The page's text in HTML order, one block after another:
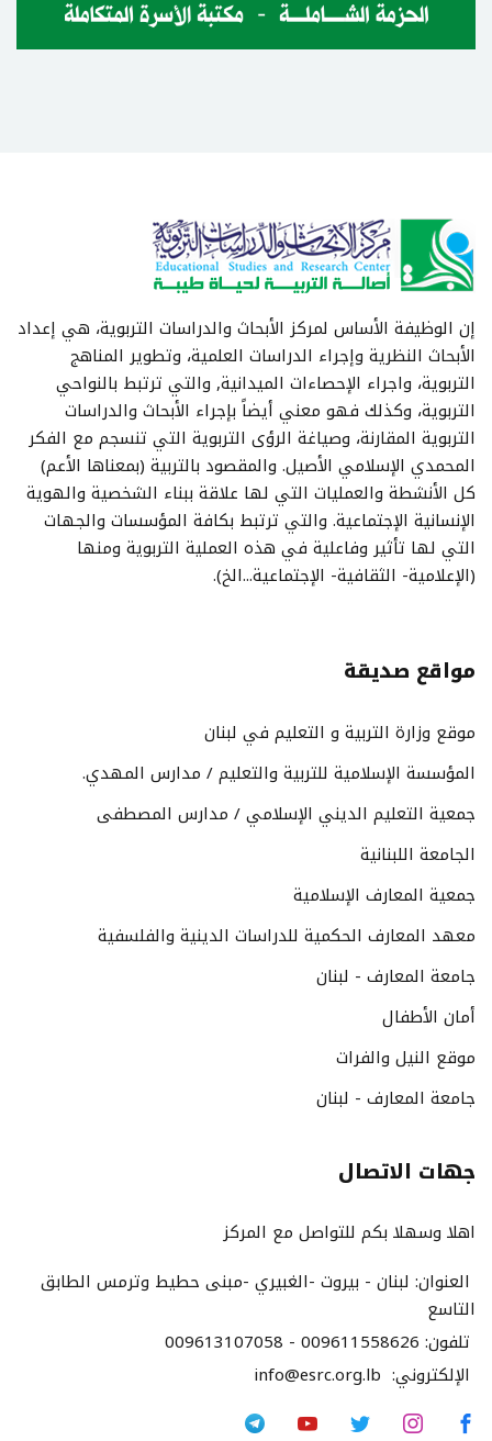
إن الوظيفة الأساس لمركز الأبحاث والدراسات التربوية، هي إعداد
الأبحاث النظرية وإجراء الدراسات العلمية، وتطوير المناهج
التربوية، واجراء الإحصاءات الميدانية, والتي ترتبط بالنواحي
التربوية، وكذلك فهو معني أيضاً بإجراء الأبحاث والدراسات
التربوية المقارنة، وصياغة الرؤى التربوية التي تنسجم مع الفكر
المحمدي الإسلامي الأصيل. والمقصود بالتربية (بمعناها الأعم)
كل الأنشطة والعمليات التي لها علاقة ببناء الشخصية والهوية
الإنسانية الإجتماعية. والتي ترتبط بكافة المؤسسات والجهات
التي لها تأثير وفاعلية في هذه العملية التربوية ومنها
(الإعلامية- الثقافية- الإجتماعية...الخ).
مواقع صديقة
موقع وزارة التربية و التعليم في لبنان
المؤسسة الإسلامية للتربية والتعليم / مدارس المهدي.
جمعية التعليم الديني الإسلامي / مدارس المصطفى
الجامعة اللبنانية
جمعية المعارف الإسلامية
معهد المعارف الحكمية للدراسات الدينية والفلسفية
جامعة المعارف - لبنان
أمان الأطفال
موقع النيل والفرات
جامعة المعارف - لبنان
جهات الاتصال
اهلا وسهلا بكم للتواصل مع المركز
العنوان: لبنان - بيروت -الغبيري -مبنى حطيط وترمس الطابق
التاسع
تلفون: 009613107058 - 009611558626
الإلكتروني: